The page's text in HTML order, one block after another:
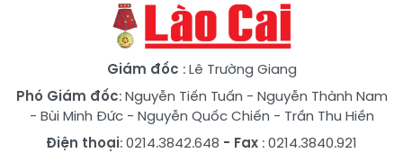
Giám đốc : Lê Trường Giang
Phó Giám đốc:Nguyễn Tiến Tuấn - Nguyễn Thành Nam
- Bùi Minh Đức- Nguyễn Quốc Chiến - Trần Thu Hiền
Điện thoại: 0214.3842.648 - Fax : 0214.3840.921